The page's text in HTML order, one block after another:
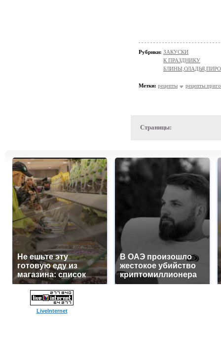
Рубрики: ЗАКУСКИ
К ПРАЗДНИКУ
Метки: рецепты рецепты
Страницы:
Не ешьте эту
готовую еду из
магазина: список
В ОАЭ произошло
жестокое убийство
криптомиллионера
LiveInternet